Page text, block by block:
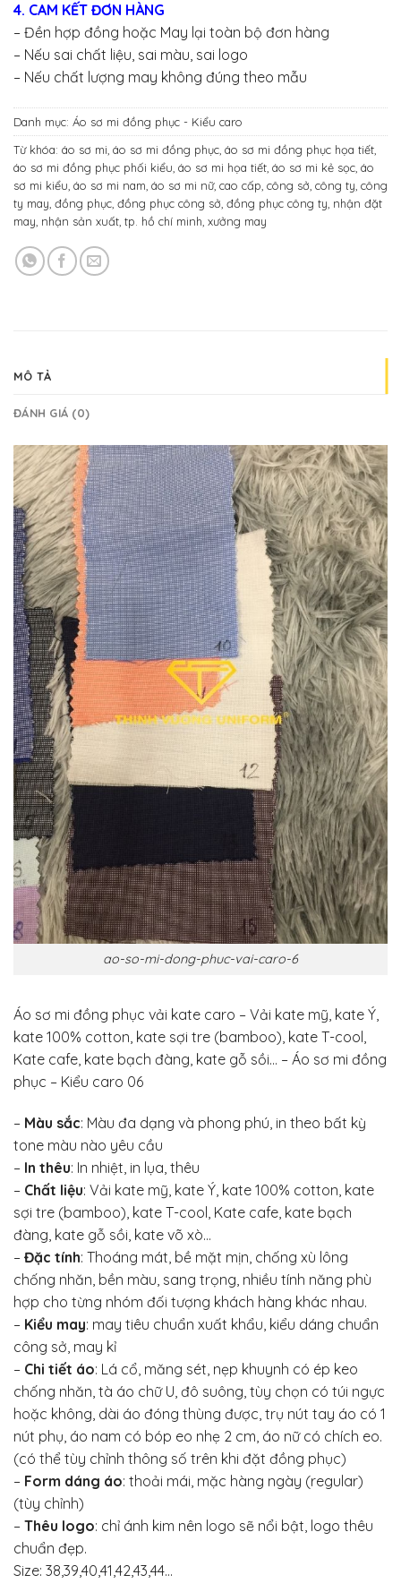
4. CAM KẾT ĐƠN HÀNG
– Đền hợp đồng hoặc May lại toàn bộ đơn hàng
– Nếu sai chất liệu, sai màu, sai logo
– Nếu chất lượng may không đúng theo mẫu
Danh mục: Áo sơ mi đồng phục - Kiểu caro
Từ khóa: áo sơ mi áo sơ mi đồng phục áo sơ mi đồng phục họa tiết
áo sơ mi đồng phục phối kiểu áo sơ mi họa tiết áo sơ mi kẻ sọc áo
sơ mi kiểu áo sơ mi nam áo sơ mi nữ, cao cấp công sở công ty công
ty may đồng phục đồng phục công sở đồng phục công ty nhận đặt
may nhận sản xuất tp. hồ chí minh xưởng may
MÔ TẢ
ĐÁNH GIÁ (0)
ao-so-mi-dong-phuc-vai-caro-6
Áo sơ mi đồng phục vải kate caro – Vải kate mỹ, kate Ý,
kate 100% cotton, kate sợi tre (bamboo), kate T-cool,
Kate cafe, kate bạch đàng, kate gỗ sồi… – Áo sơ mi đồng
phục – Kiểu caro 06
– Màu sắc: Màu đa dạng và phong phú, in theo bất kỳ
tone màu nào yêu cầu
– In thêu: In nhiệt, in lụa, thêu
– Chất liệu: Vải kate mỹ, kate Ý, kate 100% cotton, kate
sợi tre (bamboo), kate T-cool, Kate cafe, kate bạch
đàng, kate gỗ sồi, kate võ xò…
– Đặc tính: Thoáng mát, bề mặt mịn, chống xù lông
chống nhăn, bền màu, sang trọng, nhiều tính năng phù
hợp cho từng nhóm đối tượng khách hàng khác nhau.
– Kiểu may: may tiêu chuẩn xuất khẩu, kiểu dáng chuẩn
công sở, may kỉ
– Chi tiết áo: Lá cổ, măng sét, nẹp khuynh có ép keo
chống nhăn, tà áo chữ U, đô suông, tùy chọn có túi ngực
hoặc không, dài áo đóng thùng được, trụ nút tay áo có 1
nút phụ, áo nam có bóp eo nhẹ 2 cm, áo nữ có chích eo.
(có thể tùy chỉnh thông số trên khi đặt đồng phục)
– Form dáng áo: thoải mái, mặc hàng ngày (regular)
(tùy chỉnh)
– Thêu logo: chỉ ánh kim nên logo sẽ nổi bật, logo thêu
chuẩn đẹp.
Size: 38,39,40,41,42,43,44…